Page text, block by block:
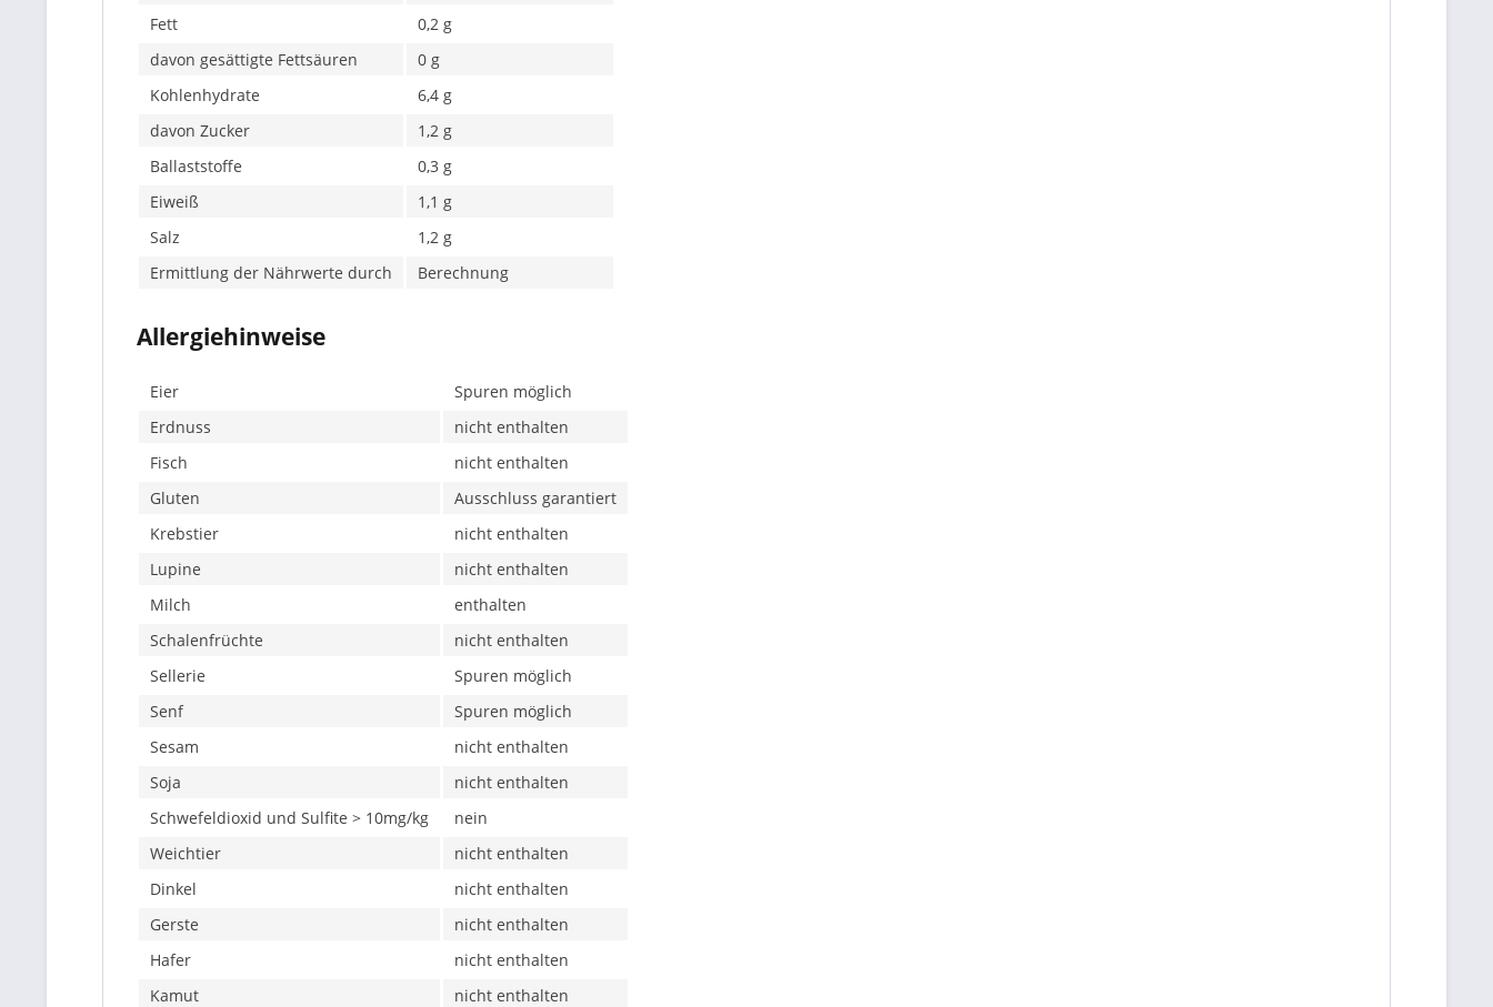
Fett
0,2 g
davon gesättigte Fettsäuren
0 g
Kohlenhydrate
6,4 g
davon Zucker
1,2 g
Ballaststoffe
0,3 g
Eiweiß
1,1 g
Salz
1,2 g
Ermittlung der Nährwerte durch
Berechnung
Allergiehinweise
Eier
Spuren möglich
Erdnuss
nicht enthalten
Fisch
nicht enthalten
Gluten
Ausschluss garantiert
Krebstier
nicht enthalten
Lupine
nicht enthalten
Milch
enthalten
Schalenfrüchte
nicht enthalten
Sellerie
Spuren möglich
Senf
Spuren möglich
Sesam
nicht enthalten
Soja
nicht enthalten
Schwefeldioxid und Sulfite > 10mg/kg
nein
Weichtier
nicht enthalten
Dinkel
nicht enthalten
Gerste
nicht enthalten
Hafer
nicht enthalten
Kamut
nicht enthalten